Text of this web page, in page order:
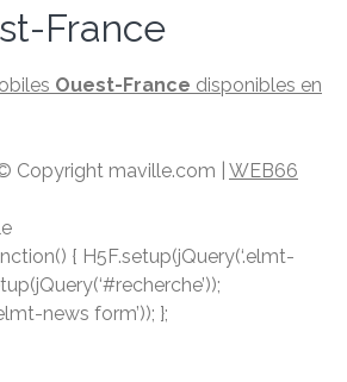
France
Ouest-France disponibles en
Copyright maville.­com WEB66
{ H5F.setup(jQuery(‘.elmt-
news form’)); };